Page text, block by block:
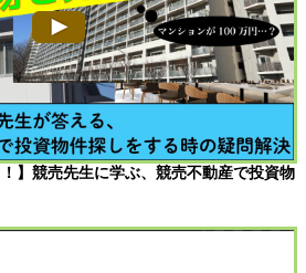
】競売先生に学ぶ、競売不動産で投資物